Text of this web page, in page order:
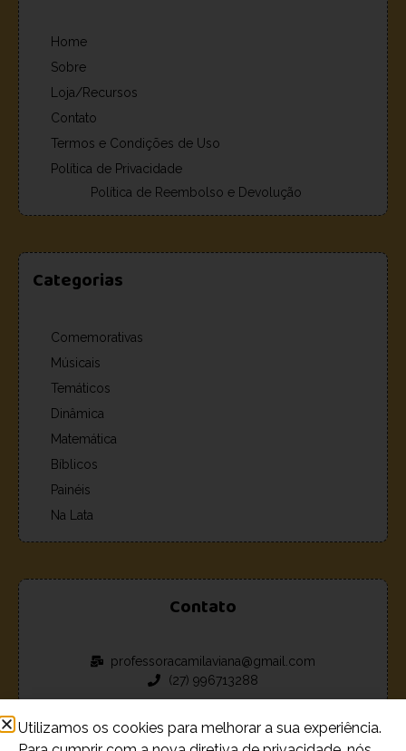
Home
Sobre
Loja/Recursos
Contato
Termos e Condições de Uso
Política de Privacidade
Política de Reembolso e Devolução
Categorias
Comemorativas
Músicais
Temáticos
Dinâmica
Matemática
Bíblicos
Painéis
Na Lata
Contato
professoracamilaviana@gmail.com
(27) 996713288
Utilizamos os cookies para melhorar a sua experiência.